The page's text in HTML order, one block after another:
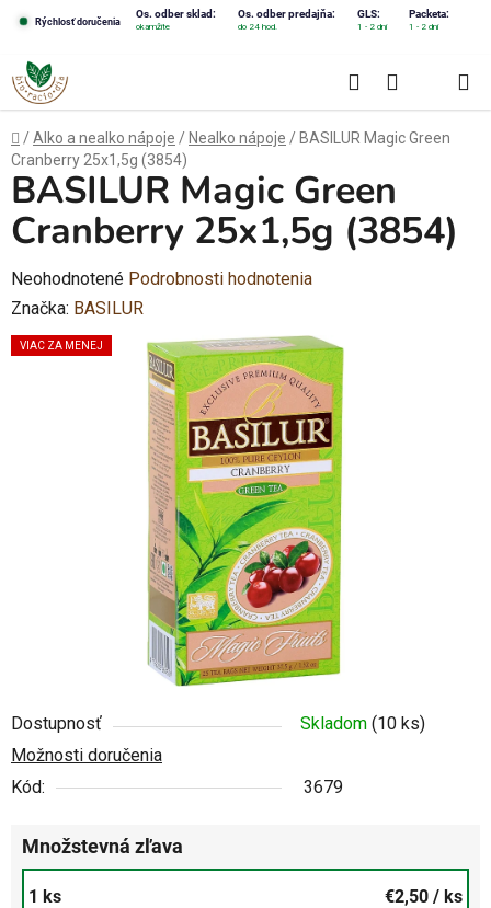
obsah
Rýchlosť doručenia
Os. odber sklad: Os. odber predajňa: GLS: Packeta:
okamžite do 24 hod. 1 - 2 dni 1 - 2 dni
Hľadať
KOŠÍK
Domov
/Alko a nealko nápoje / Nealko nápoje / BASILUR Magic Green
Cranberry 25x1,5g (3854)
Dostupnosť Skladom (10 ks)
Možnosti doručenia
Kód:
3679
Množstevná zľava
1 ks €2,50 / ks
BASILUR Magic Green
Cranberry 25x1,5g (3854)
Priemerné
hodnotenie
produktu
Neohodnotené Podrobnosti hodnotenia
Značka: BASILUR
VIAC ZA MENEJ